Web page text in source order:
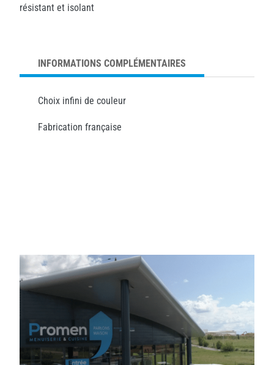
résistant et isolant
INFORMATIONS COMPLÉMENTAIRES
Choix infini de couleur
Fabrication française